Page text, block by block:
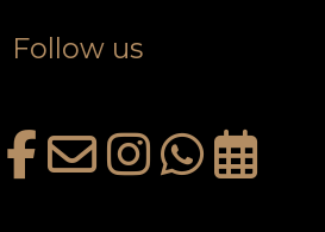
Follow us